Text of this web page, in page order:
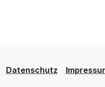
Datenschutz